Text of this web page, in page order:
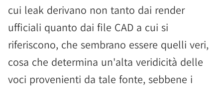
cui leak derivano non tanto dai render
ufficiali quanto dai file CAD a cui si
riferiscono, che sembrano essere quelli veri,
cosa che determina un'alta veridicità delle
voci provenienti da tale fonte, sebbene i